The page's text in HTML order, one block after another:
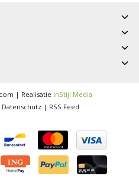
| Realisatie InStijl Media
Datenschutz | RSS Feed